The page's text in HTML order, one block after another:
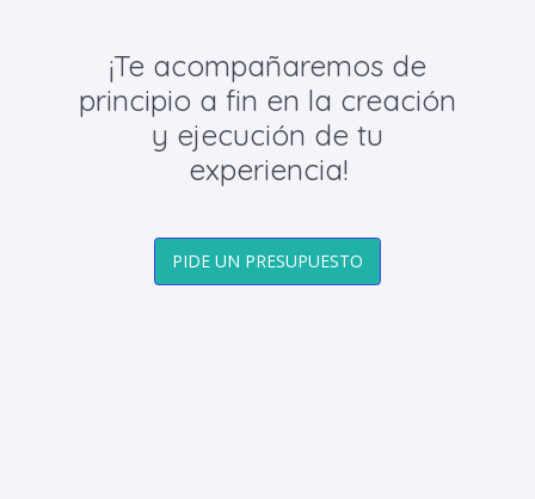
¡Te acompañaremos de
principio a fin en la creación
y ejecución de tu
experiencia!
PIDE UN PRESUPUESTO